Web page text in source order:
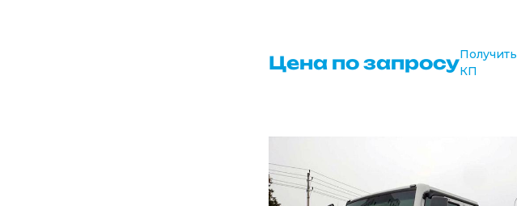
Цена по запросуПолучить
КП